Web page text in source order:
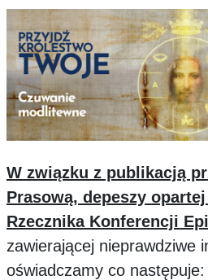
W związku z publikacją
Prasową, depeszy
Rzecznika Konferencji
zawierającej nieprawdziwe
oświadczamy co następuje: